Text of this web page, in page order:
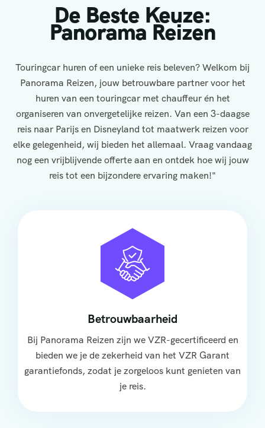
De Beste Keuze:
Panorama Reizen
Touringcar huren of een unieke reis beleven? Welkom bij
Panorama Reizen, jouw betrouwbare partner voor het
huren van een touringcar met chauffeur én het
organiseren van onvergetelijke reizen. Van een 3-daagse
reis naar Parijs en Disneyland tot maatwerk reizen voor
elke gelegenheid, wij bieden het allemaal. Vraag vandaag
nog een vrijblijvende offerte aan en ontdek hoe wij jouw
reis tot een bijzondere ervaring maken!"
Betrouwbaarheid
Bij Panorama Reizen zijn we VZR-gecertificeerd en
bieden we je de zekerheid van het VZR Garant
garantiefonds, zodat je zorgeloos kunt genieten van
je reis.